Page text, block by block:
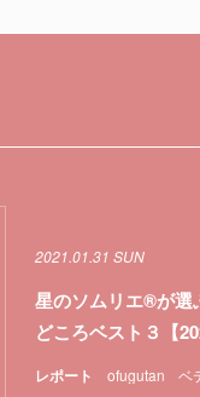
レポート ofugutan ベ
2021.01.31 SUN
星のソムリエ®が選
どころベスト３【